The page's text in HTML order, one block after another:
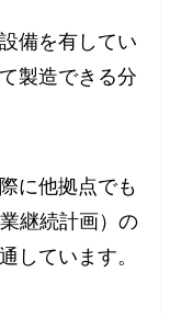
備を有してい
製造できる分
に他拠点でも
継続計画）の
しています。